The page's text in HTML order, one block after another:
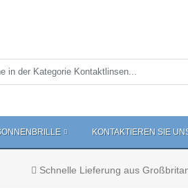
KONTAKTIEREN SIE
Schnelle Lieferung aus